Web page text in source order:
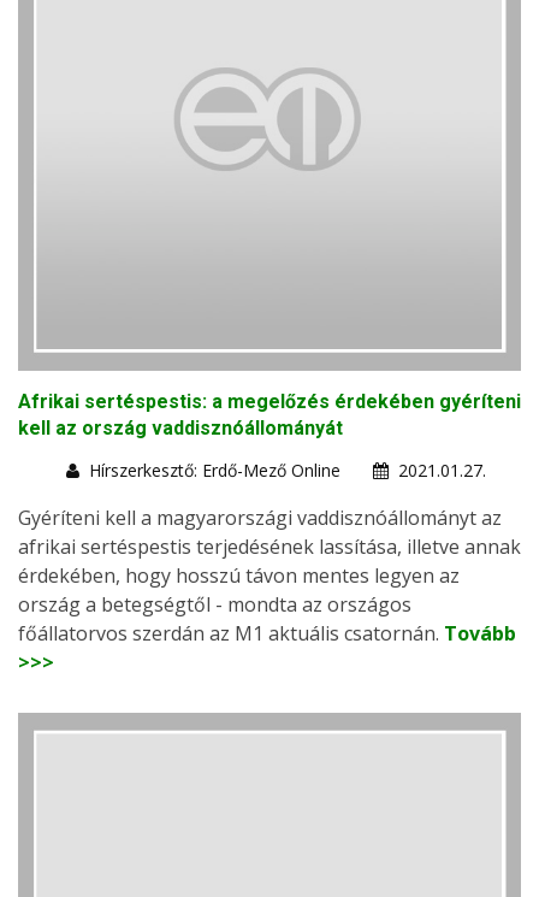
Afrikai sertéspestis: a megelőzés érdekében gyéríteni
kell az ország vaddisznóállományát
Hírszerkesztő: Erdő-Mező Online
2021.01.27.
Gyéríteni kell a magyarországi vaddisznóállományt az
afrikai sertéspestis terjedésének lassítása, illetve annak
érdekében, hogy hosszú távon mentes legyen az
ország a betegségtől - mondta az országos
főállatorvos szerdán az M1 aktuális csatornán. Tovább
>>>